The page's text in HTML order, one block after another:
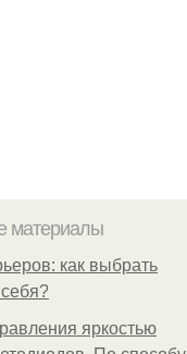
материалы
как выбрать
яркостью